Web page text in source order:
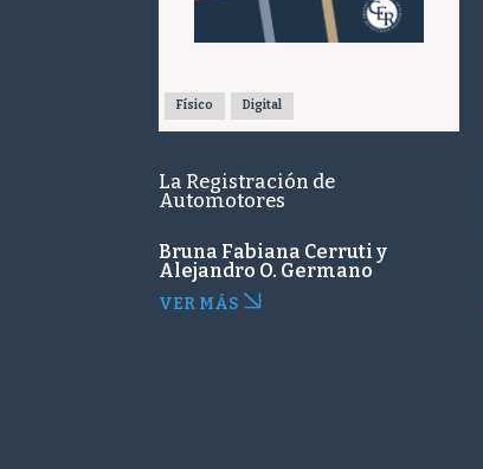
Físico Digital
La Registración de
Automotores
Bruna Fabiana Cerruti y
Alejandro O. Germano
VER MÁS